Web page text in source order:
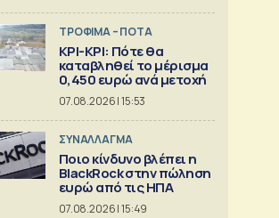
ΤΡΟΦΙΜΑ – ΠΟΤΑ
ΚΡΙ-ΚΡΙ: Πότε θα
καταβληθεί το μέρισμα
0,450 ευρώ ανά μετοχή
07.08.2026 | 15:53
ΣΥΝΑΛΛΑΓΜΑ
Ποιο κίνδυνο βλέπει η
BlackRock στην πώληση
ευρώ από τις ΗΠΑ
07.08.2026 | 15:49